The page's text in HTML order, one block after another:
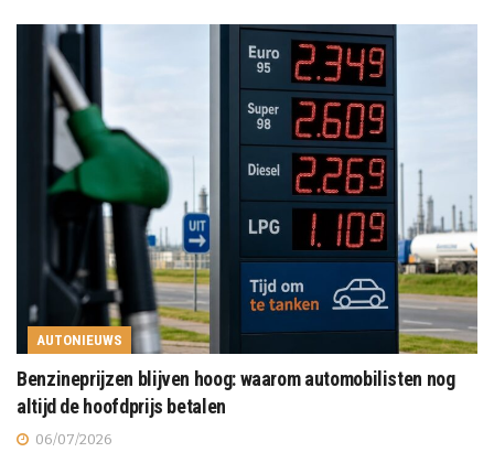
AUTONIEUWS
Benzineprijzen blijven hoog: waarom automobilisten nog
altijd de hoofdprijs betalen
06/07/2026